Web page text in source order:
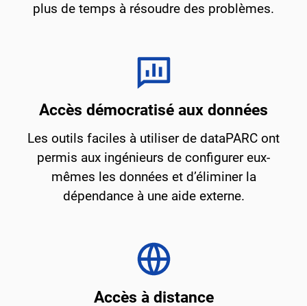
plus de temps à résoudre des problèmes.
Accès démocratisé aux données
Les outils faciles à utiliser de dataPARC ont
permis aux ingénieurs de configurer eux-
mêmes les données et d’éliminer la
dépendance à une aide externe.
Accès à distance